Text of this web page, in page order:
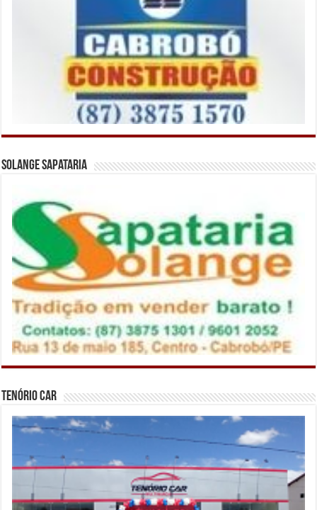
Solange Sapataria
Tenório Car